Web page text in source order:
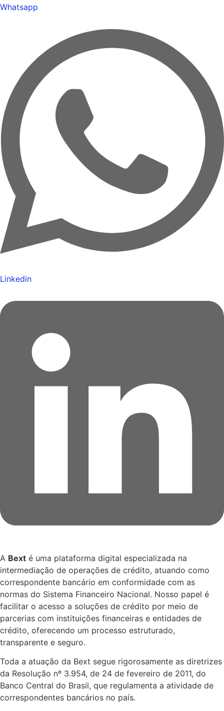
Whatsapp
Linkedin
A Bext é uma plataforma digital especializada na
intermediação de operações de crédito, atuando como
correspondente bancário em conformidade com as
normas do Sistema Financeiro Nacional. Nosso papel é
facilitar o acesso a soluções de crédito por meio de
parcerias com instituições financeiras e entidades de
crédito, oferecendo um processo estruturado,
transparente e seguro.
Toda a atuação da Bext segue rigorosamente as diretrizes
da Resolução nº 3.954, de 24 de fevereiro de 2011, do
Banco Central do Brasil, que regulamenta a atividade de
correspondentes bancários no país.